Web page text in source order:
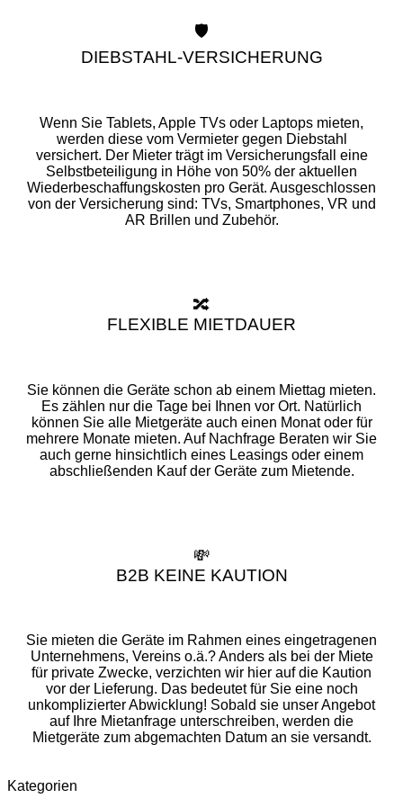
🛡️
DIEBSTAHL-VERSICHERUNG
Wenn Sie Tablets, Apple TVs oder Laptops mieten,
werden diese vom Vermieter gegen Diebstahl
versichert. Der Mieter trägt im Versicherungsfall eine
Selbstbeteiligung in Höhe von 50% der aktuellen
Wiederbeschaffungskosten pro Gerät. Ausgeschlossen
von der Versicherung sind: TVs, Smartphones, VR und
AR Brillen und Zubehör.
🔀
FLEXIBLE MIETDAUER
Sie können die Geräte schon ab einem Miettag mieten.
Es zählen nur die Tage bei Ihnen vor Ort. Natürlich
können Sie alle Mietgeräte auch einen Monat oder für
mehrere Monate mieten. Auf Nachfrage Beraten wir Sie
auch gerne hinsichtlich eines Leasings oder einem
abschließenden Kauf der Geräte zum Mietende.
💸
B2B KEINE KAUTION
Sie mieten die Geräte im Rahmen eines eingetragenen
Unternehmens, Vereins o.ä.? Anders als bei der Miete
für private Zwecke, verzichten wir hier auf die Kaution
vor der Lieferung. Das bedeutet für Sie eine noch
unkomplizierter Abwicklung! Sobald sie unser Angebot
auf Ihre Mietanfrage unterschreiben, werden die
Mietgeräte zum abgemachten Datum an sie versandt.
Kategorien